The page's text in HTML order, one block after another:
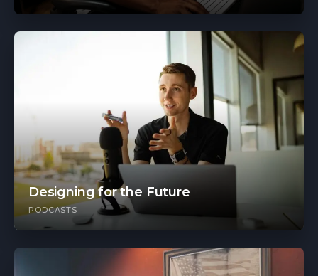
Designing for the Future
PODCASTS